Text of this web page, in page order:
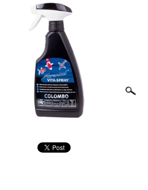
PÉČE O RYBNÍK A KOI – KRMIVA, BAKTERIE,